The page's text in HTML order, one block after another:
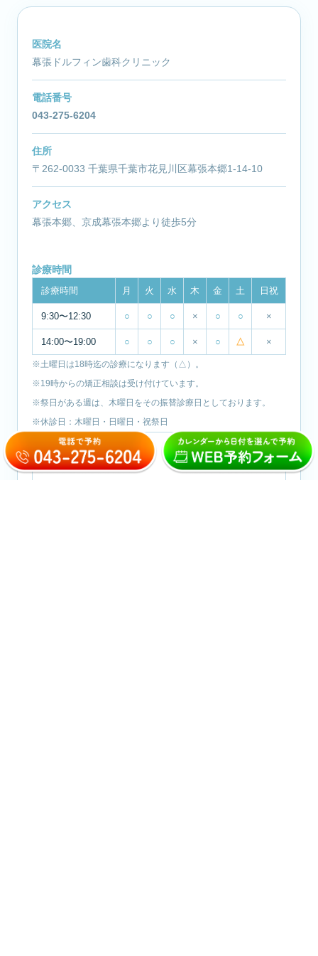
医院名
幕張ドルフィン歯科クリニック
電話番号
043-275-6204
住所
〒262-0033 千葉県千葉市花見川区幕張本郷1-14-10
アクセス
幕張本郷、京成幕張本郷より徒歩5分
診療時間
診療時間 月 火 水 木 金 土 日祝
9:30〜12:30 ○ ○ ○ × ○ ○ ×
14:00〜19:00 ○ ○ ○ × ○ △ ×
※土曜日は18時迄の診療になります（△）。
※19時からの矯正相談は受け付けています。
※祭日がある週は、木曜日をその振替診療日としております。
※休診日：木曜日・日曜日・祝祭日